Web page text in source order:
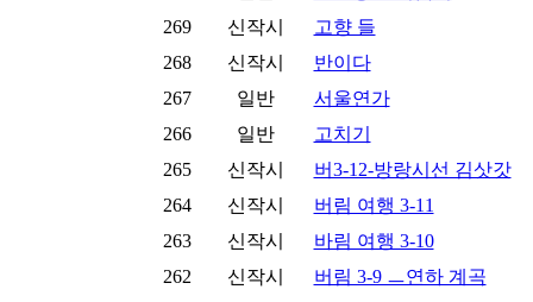
269
신작시
고향 들
268
신작시
반이다
267
일반
서울연가
266
일반
고치기
265
신작시
버3-12-방랑시선 김삿갓
264
신작시
버림 여행 3-11
263
신작시
바림 여행 3-10
262
신작시 버림 3-9 ㅡ연하 계곡